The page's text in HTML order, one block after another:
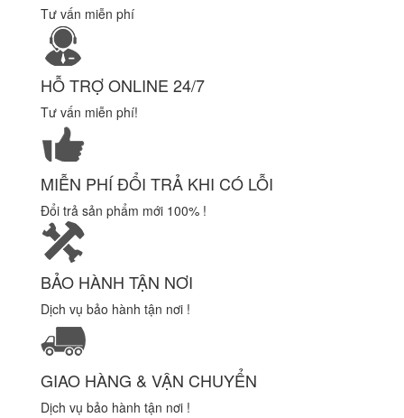
Tư vấn miễn phí
HỖ TRỢ ONLINE 24/7
Tư vấn miễn phí!
MIỄN PHÍ ĐỔI TRẢ KHI CÓ LỖI
Đổi trả sản phẩm mới 100% !
BẢO HÀNH TẬN NƠI
Dịch vụ bảo hành tận nơi !
GIAO HÀNG & VẬN CHUYỂN
Dịch vụ bảo hành tận nơi !